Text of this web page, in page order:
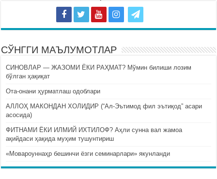
СЎНГГИ МАЪЛУМОТЛАР
СИНОВЛАР — ЖАЗОМИ ЁКИ РАҲМАТ? Мўмин билиши лозим
бўлган ҳақиқат
Ота-онани ҳурматлаш одоблари
АЛЛОҲ МАКОНДАН ХОЛИДИР (“Ал-Эътимод фил эътиқод” асари
асосида)
ФИТНАМИ ЁКИ ИЛМИЙ ИХТИЛОФ? Аҳли сунна вал жамоа
ақийдаси ҳақида муҳим тушунтириш
«Мовароуннаҳр бешинчи ёзги семинарлари» якунланди